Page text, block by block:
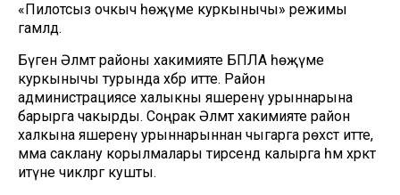
«Пилотсыз очкыч һөҗүме куркынычы» режимы
гамәлдә.
Бүген Әлмәт районы хакимияте БПЛА һөҗүме
куркынычы турында хәбәр итте. Район
администрациясе халыкны яшеренү урыннарына
барырга чакырды. Соңрак Әлмәт хакимияте район
халкына яшеренү урыннарыннан чыгарга рөхсәт итте,
әмма саклану корылмалары тирәсендә калырга һәм хәрәкәт
итүне чикләргә кушты.